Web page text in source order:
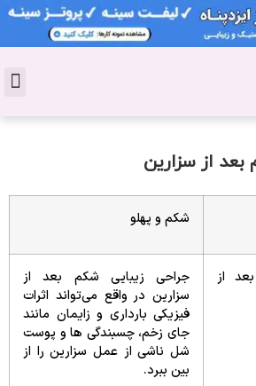
از سزارین
شکم و پهلو
از
جراحی زیبایی شکم بعد از
سزارین در واقع می‌تواند اثرات
فیزیکی بارداری و زایمان مانند
جای زخم، چسبندگی‌ ها و پوست
شل ناشی از عمل سزارین را از
بین ببرد.